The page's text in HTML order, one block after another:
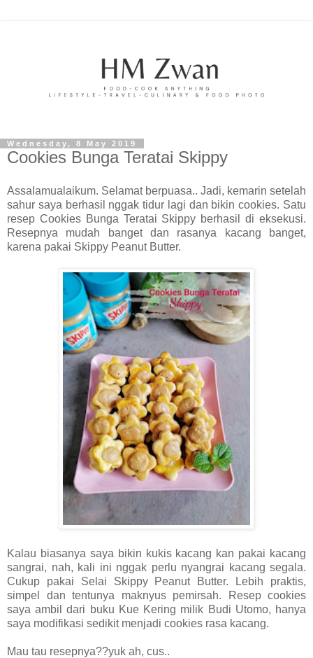
Wednesday, 8 May 2019
Cookies Bunga Teratai Skippy
Assalamualaikum. Selamat berpuasa.. Jadi, kemarin setelah
sahur saya berhasil nggak tidur lagi dan bikin cookies. Satu
resep Cookies Bunga Teratai Skippy berhasil di eksekusi.
Resepnya mudah banget dan rasanya kacang banget,
karena pakai Skippy Peanut Butter.
Kalau biasanya saya bikin kukis kacang kan pakai kacang
sangrai, nah, kali ini nggak perlu nyangrai kacang segala.
Cukup pakai Selai Skippy Peanut Butter. Lebih praktis,
simpel dan tentunya maknyus pemirsah. Resep cookies
saya ambil dari buku Kue Kering milik Budi Utomo, hanya
saya modifikasi sedikit menjadi cookies rasa kacang.
Mau tau resepnya??yuk ah, cus..